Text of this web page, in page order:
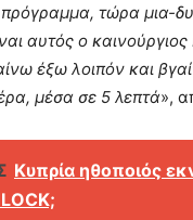
τώρα μια-
αυτός ο
έξω λοιπόν και
μέσα σε 5 λεπτά»,
Κυπρία ηθοποιός